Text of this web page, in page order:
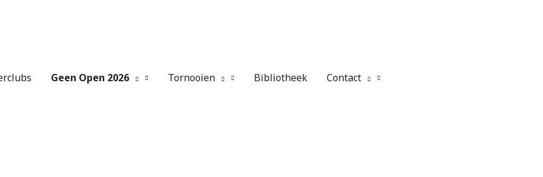
Geen Open 2026 Tornooien Bibliotheek Contact